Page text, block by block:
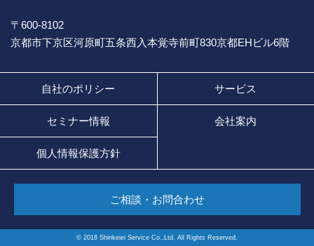
〒600-8102
京都市下京区河原町五条西入本覚寺前町830京都EHビル6階
自社のポリシー サービス
セミナー情報 会社案内
個人情報保護方針
ご相談・お問合わせ
© 2018 Shinkeiei Service Co.,Ltd, All Rights Reserved.